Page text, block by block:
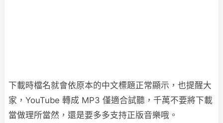
下載時檔名就會依原本的中文標題正常顯示，也提醒大
家，YouTube 轉成 MP3 僅適合試聽，千萬不要將下載
當做理所當然，還是要多多支持正版音樂哦。